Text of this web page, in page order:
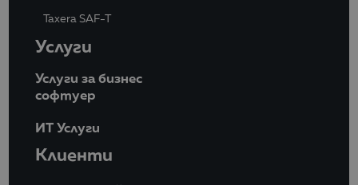
Taxera SAF-T
Услуги
Услуги за бизнес
софтуер
ИТ Услуги
Клиенти